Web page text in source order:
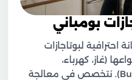
بومباني
لبوتاجازات
(غاز، كهرباء،
ومسطحات Built-in). نتخصص في معالجة